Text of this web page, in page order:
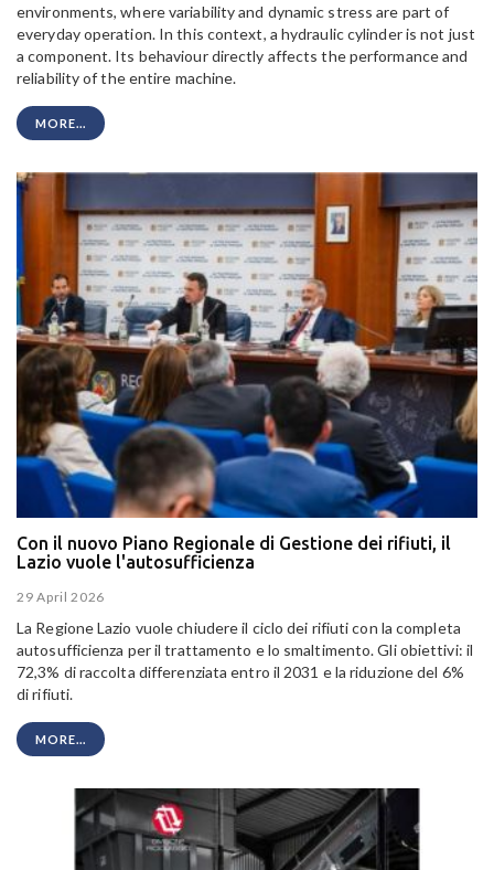
environments, where variability and dynamic stress are part of
everyday operation. In this context, a hydraulic cylinder is not just
a component. Its behaviour directly affects the performance and
reliability of the entire machine.
MORE...
Con il nuovo Piano Regionale di Gestione dei rifiuti, il
Lazio vuole l'autosufficienza
29 April 2026
La Regione Lazio vuole chiudere il ciclo dei rifiuti con la completa
autosufficienza per il trattamento e lo smaltimento. Gli obiettivi: il
72,3% di raccolta differenziata entro il 2031 e la riduzione del 6%
di rifiuti.
MORE...